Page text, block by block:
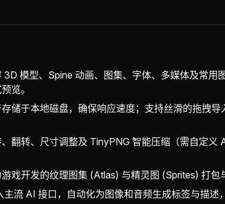
3D 模型、Spine 动画、图集、字体、多媒体及常用
览。
存储于本地磁盘，确保响应速度；支持丝滑的拖拽导
、翻转、尺寸调整及 TinyPNG 智能压缩（需自定义
戏开发的纹理图集 (Atlas) 与精灵图 (Sprites) 打包
主流 AI 接口，自动化为图像和音频生成标签与描述